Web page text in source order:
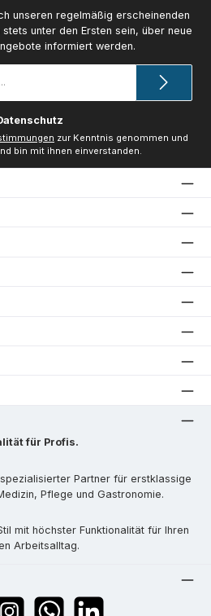
unseren regelmäßig erscheinenden
unter den Ersten sein, über neue
informiert werden.
zur Kenntnis genommen und
bin mit ihnen einverstanden.
für Profis.
Partner für erstklassige
Pflege und Gastronomie.
mit höchster Funktionalität für Ihren
Arbeitsalltag.